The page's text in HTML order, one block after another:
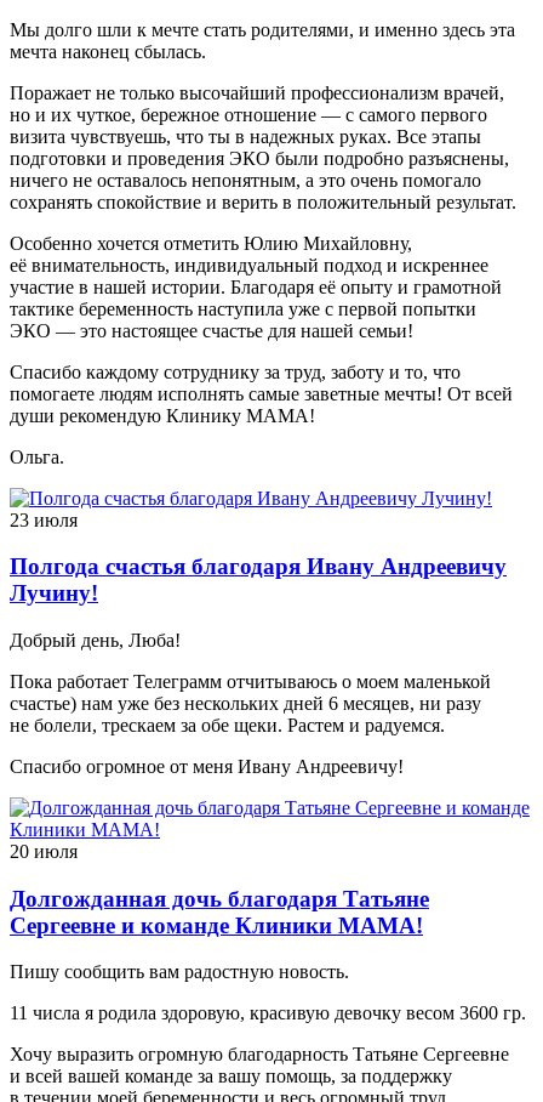
Мы долго шли к мечте стать родителями, и именно здесь эта
мечта наконец сбылась.
Поражает не только высочайший профессионализм врачей,
но и их чуткое, бережное отношение — с самого первого
визита чувствуешь, что ты в надежных руках. Все этапы
подготовки и проведения ЭКО были подробно разъяснены,
ничего не оставалось непонятным, а это очень помогало
сохранять спокойствие и верить в положительный результат.
Особенно хочется отметить Юлию Михайловну,
её внимательность, индивидуальный подход и искреннее
участие в нашей истории. Благодаря её опыту и грамотной
тактике беременность наступила уже с первой попытки
ЭКО — это настоящее счастье для нашей семьи!
Спасибо каждому сотруднику за труд, заботу и то, что
помогаете людям исполнять самые заветные мечты! От всей
души рекомендую Клинику МАМА!
Ольга.
23 июля
Полгода счастья благодаря Ивану Андреевичу
Лучину!
Добрый день, Люба!
Пока работает Телеграмм отчитываюсь о моем маленькой
счастье) нам уже без нескольких дней 6 месяцев, ни разу
не болели, трескаем за обе щеки. Растем и радуемся.
Спасибо огромное от меня Ивану Андреевичу!
20 июля
Долгожданная дочь благодаря Татьяне
Сергеевне и команде Клиники МАМА!
Пишу сообщить вам радостную новость.
11 числа я родила здоровую, красивую девочку весом 3600 гр.
Хочу выразить огромную благодарность Татьяне Сергеевне
и всей вашей команде за вашу помощь, за поддержку